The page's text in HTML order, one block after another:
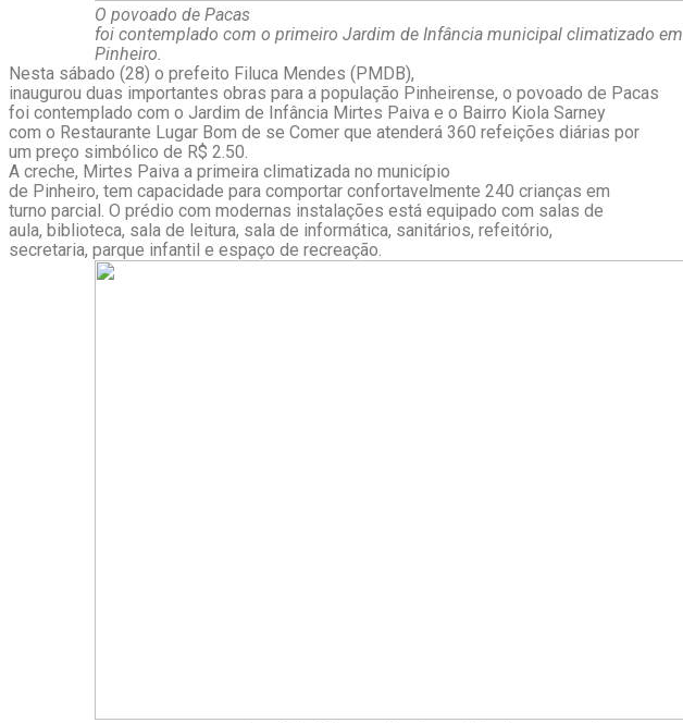
O povoado de Pacas
foi contemplado com o primeiro Jardim de Infância municipal climatizado em
Pinheiro.
Nesta sábado (28) o prefeito Filuca Mendes (PMDB),
inaugurou duas importantes obras para a população Pinheirense, o povoado de Pacas
foi contemplado com o Jardim de Infância Mirtes Paiva e o Bairro Kiola Sarney
com o Restaurante Lugar Bom de se Comer que atenderá 360 refeições diárias por
um preço simbólico de R$ 2.50.
A creche, Mirtes Paiva a primeira climatizada no município
de Pinheiro, tem capacidade para comportar confortavelmente 240 crianças em
turno parcial. O prédio com modernas instalações está equipado com salas de
aula, biblioteca, sala de leitura, sala de informática, sanitários, refeitório,
secretaria, parque infantil e espaço de recreação.